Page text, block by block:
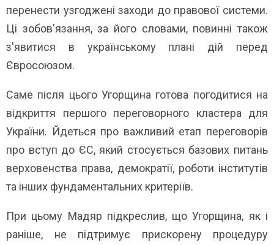
перенести узгоджені заходи до правової системи.
Ці зобов'язання, за його словами, повинні також
з'явитися в українському плані дій перед
Євросоюзом.
Саме після цього Угорщина готова погодитися на
відкриття першого переговорного кластера для
України. Йдеться про важливий етап переговорів
про вступ до ЄС, який стосується базових питань
верховенства права, демократії, роботи інститутів
та інших фундаментальних критеріїв.
При цьому Мадяр підкреслив, що Угорщина, як і
раніше, не підтримує прискорену процедуру